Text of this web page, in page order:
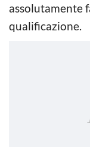
assolutamente
qualificazione.